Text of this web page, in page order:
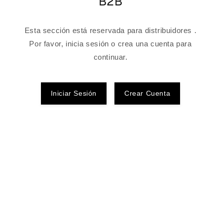
Esta sección está reservada para distribuidores .
Por favor, inicia sesión o crea una cuenta para
continuar.
Iniciar Sesión Crear Cuenta